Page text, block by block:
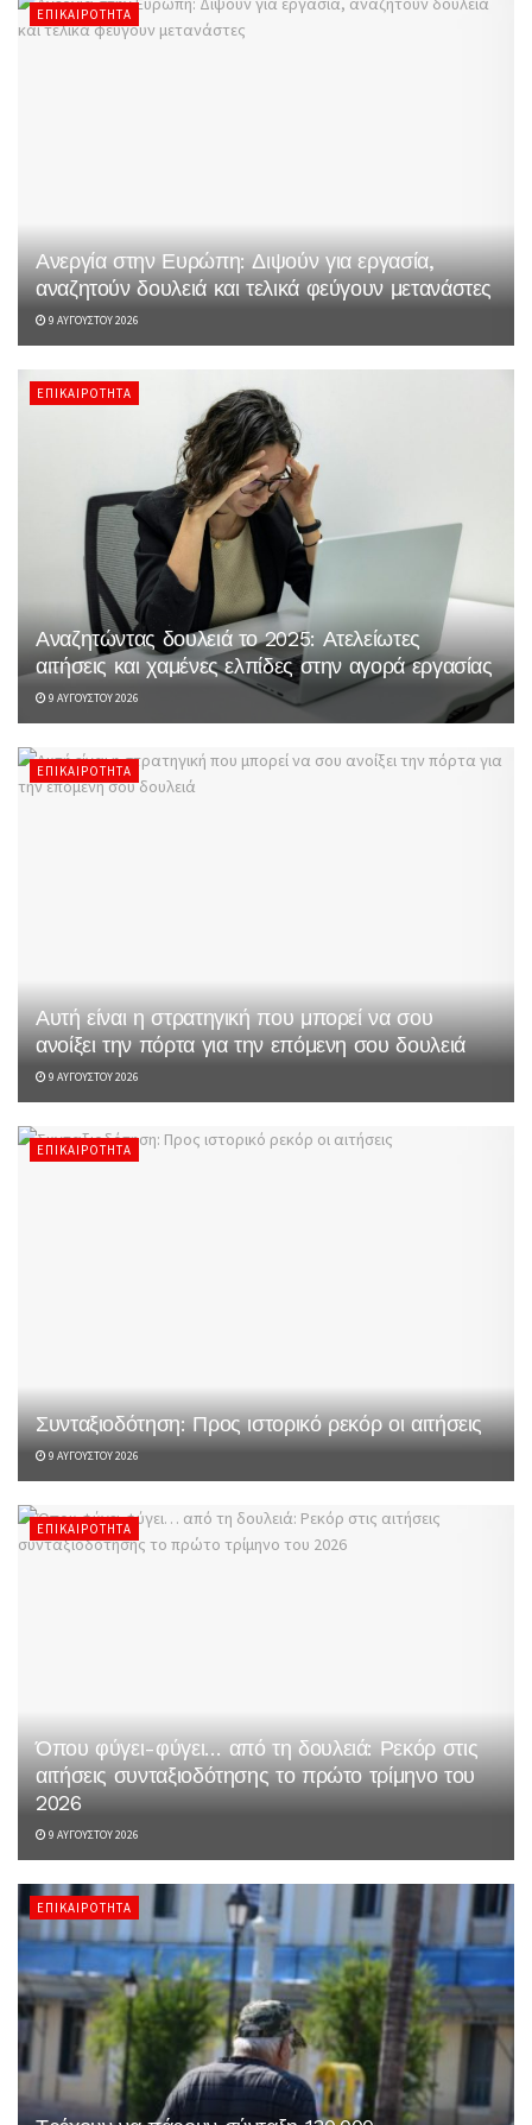
ΕΠΙΚΑΙΡΌΤΗΤΑ
Ανεργία στην Ευρώπη: Διψούν για εργασία,
αναζητούν δουλειά και τελικά φεύγουν μετανάστες
9 ΑΥΓΟΎΣΤΟΥ 2026
ΕΠΙΚΑΙΡΌΤΗΤΑ
Αναζητώντας δουλειά το 2025: Ατελείωτες
αιτήσεις και χαμένες ελπίδες στην αγορά εργασίας
9 ΑΥΓΟΎΣΤΟΥ 2026
ΕΠΙΚΑΙΡΌΤΗΤΑ
Αυτή είναι η στρατηγική που μπορεί να σου
ανοίξει την πόρτα για την επόμενη σου δουλειά
9 ΑΥΓΟΎΣΤΟΥ 2026
ΕΠΙΚΑΙΡΌΤΗΤΑ
Συνταξιοδότηση: Προς ιστορικό ρεκόρ οι αιτήσεις
9 ΑΥΓΟΎΣΤΟΥ 2026
ΕΠΙΚΑΙΡΌΤΗΤΑ
Όπου φύγει-φύγει… από τη δουλειά: Ρεκόρ στις
αιτήσεις συνταξιοδότησης το πρώτο τρίμηνο του
2026
9 ΑΥΓΟΎΣΤΟΥ 2026
ΕΠΙΚΑΙΡΌΤΗΤΑ